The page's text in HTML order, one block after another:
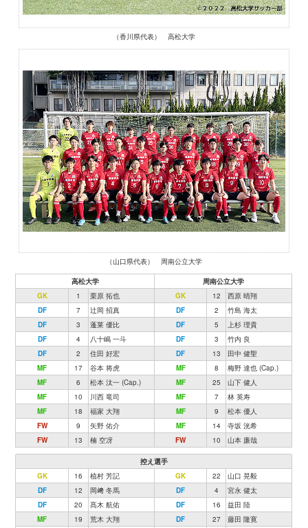
（香川県代表） 高松大学
（山口県代表） 周南公立大学
高松大学
周南公立大学
GK
1 栗原 拓也 GK 12
西原 晴翔
DF
7 辻岡 招真 DF 2
竹島 海太
DF
3 蓬莱 優比 DF 5
上杉 理貴
DF
4 八十嶋 一斗 DF 3
竹内 良
DF
2 住田 好宏 DF 13
田中 健聖
MF
17 谷本 将虎 MF 8
梅野 達也 (Cap.)
MF
6 松本 汰一 (Cap.) MF 25
山下 健人
MF
10 川西 竜司 MF 7
林 英寿
MF
18 福家 大翔 MF 9
松本 優人
FW
9 矢野 佑介 MF 14
寺坂 洸希
FW
13 楠 空冴 FW 10 山本 廉哉
控え選手
GK
16 植村 芳記 GK 22
山口 晃毅
DF
12 岡﨑 冬馬 DF 4
宮永 健太
DF
20 髙木 航佑 DF 16
益田 陸
MF
19 荒木 大翔 DF 27
藤田 隆寛